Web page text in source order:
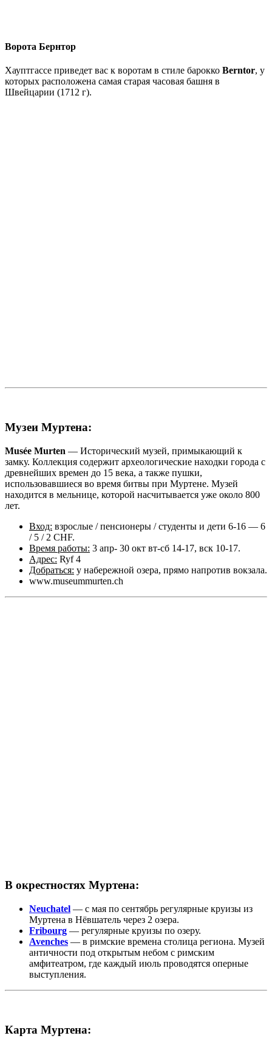
Ворота Бернтор
Хауптгассе приведет вас к воротам в стиле барокко Berntor, у
которых расположена самая старая часовая башня в
Швейцарии (1712 г).
Музеи Муртена:
Musée Murten — Исторический музей, примыкающий к
замку. Коллекция содержит археологические находки города с
древнейших времен до 15 века, а также пушки,
использовавшиеся во время битвы при Муртене. Музей
находится в мельнице, которой насчитывается уже около 800
лет.
Вход: взрослые / пенсионеры / студенты и дети 6-16 — 6
/ 5 / 2 CHF.
Время работы: 3 апр- 30 окт вт-сб 14-17, вск 10-17.
Адрес: Ryf 4
Добраться: у набережной озера, прямо напротив вокзала.
www.museummurten.ch
В окрестностях Муртена:
Neuchatel — с мая по сентябрь регулярные круизы из
Муртена в Нёвшатель через 2 озера.
Fribourg — регулярные круизы по озеру.
Avenches — в римские времена столица региона. Музей
античности под открытым небом с римским
амфитеатром, где каждый июль проводятся оперные
выступления.
Карта Муртена: